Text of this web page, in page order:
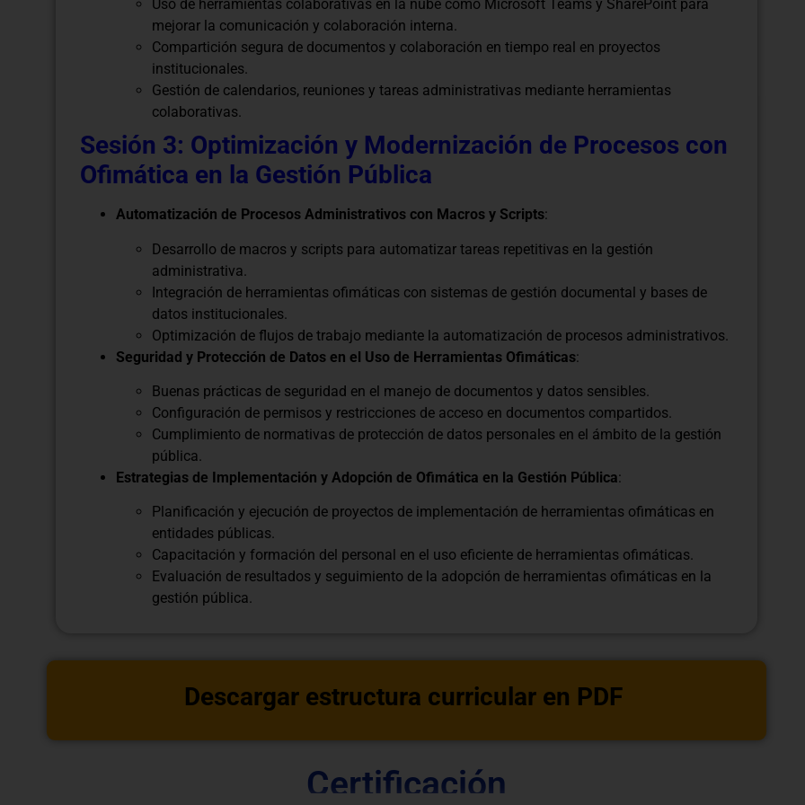
Uso de herramientas colaborativas en la nube como Microsoft Teams y SharePoint para
mejorar la comunicación y colaboración interna.
Compartición segura de documentos y colaboración en tiempo real en proyectos
institucionales.
Gestión de calendarios, reuniones y tareas administrativas mediante herramientas
colaborativas.
Sesión 3: Optimización y Modernización de Procesos con
Ofimática en la Gestión Pública
Automatización de Procesos Administrativos con Macros y Scripts:
Desarrollo de macros y scripts para automatizar tareas repetitivas en la gestión
administrativa.
Integración de herramientas ofimáticas con sistemas de gestión documental y bases de
datos institucionales.
Optimización de flujos de trabajo mediante la automatización de procesos administrativos.
Seguridad y Protección de Datos en el Uso de Herramientas Ofimáticas:
Buenas prácticas de seguridad en el manejo de documentos y datos sensibles.
Configuración de permisos y restricciones de acceso en documentos compartidos.
Cumplimiento de normativas de protección de datos personales en el ámbito de la gestión
pública.
Estrategias de Implementación y Adopción de Ofimática en la Gestión Pública:
Planificación y ejecución de proyectos de implementación de herramientas ofimáticas en
entidades públicas.
Capacitación y formación del personal en el uso eficiente de herramientas ofimáticas.
Evaluación de resultados y seguimiento de la adopción de herramientas ofimáticas en la
gestión pública.
Descargar estructura curricular en PDF
Certificación